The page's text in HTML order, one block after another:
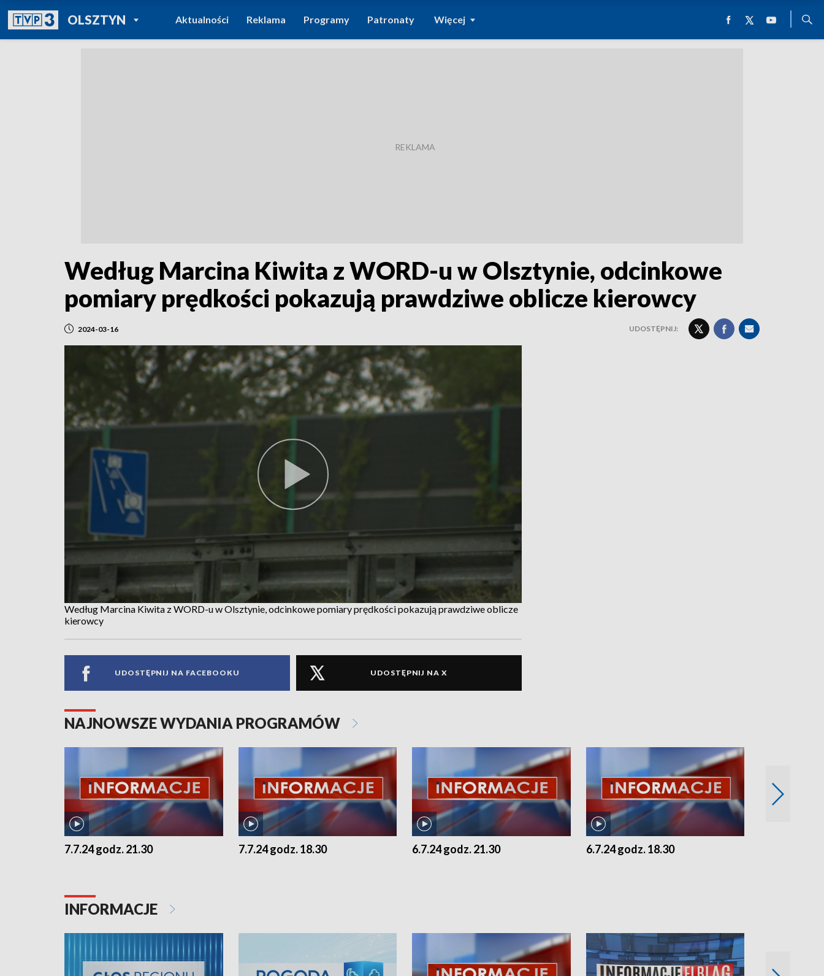
OLSZTYNPOWRÓT DO
TVP REGIONY
Aktualności Reklama Programy Patronaty Więcej
Według Marcina Kiwita z WORD-u w Olsztynie, odcinkowe
pomiary prędkości pokazują prawdziwe oblicze kierowcy
2024-03-16 UDOSTĘPNIJ:
Według Marcina Kiwita z WORD-u w Olsztynie, odcinkowe pomiary prędkości pokazują prawdziwe oblicze
kierowcy
UDOSTĘPNIJ NA FACEBOOKU UDOSTĘPNIJ NA X
NAJNOWSZE WYDANIA PROGRAMÓW
7.7.24 godz. 21.30 7.7.24 godz. 18.30 6.7.24 godz. 21.30 6.7.24 godz. 18.30
INFORMACJE